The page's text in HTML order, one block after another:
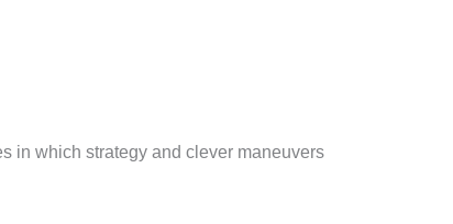
in which strategy and clever maneuvers